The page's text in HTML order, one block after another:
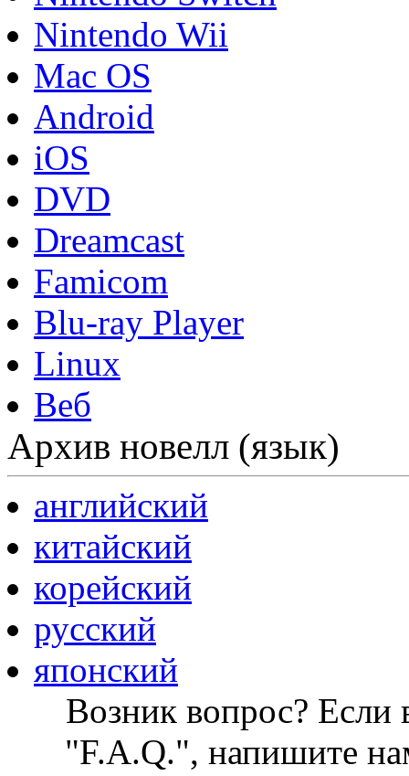
Nintendo Wii
Mac OS
Android
iOS
DVD
Dreamcast
Famicom
Blu-ray Player
Linux
Веб
Архив новелл (язык)
английский
китайский
корейский
русский
японский
Возник вопрос? Если
"F.A.Q.", напишите